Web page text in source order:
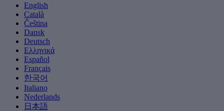
English
Català
Čeština
Dansk
Deutsch
Ελληνικά
Español
Français
한국어
Italiano
Nederlands
日本語